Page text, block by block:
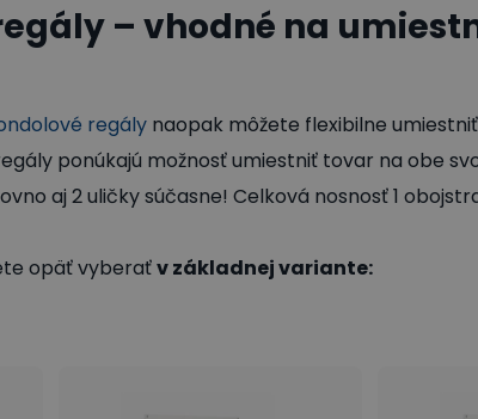
– vhodné na
regály naopak môžete flexibilne
ponúkajú možnosť umiestniť tovar na obe
aj 2 uličky súčasne! Celková nosnosť 1
opäť vyberaťv základnej variante: